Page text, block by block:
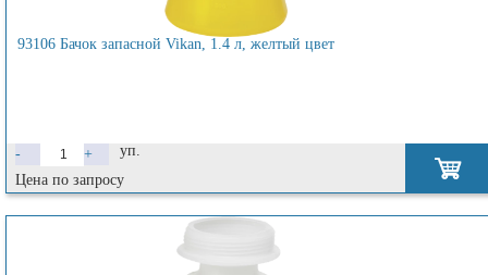
93106 Бачок запасной Vikan, 1.4 л, желтый цвет
- +
уп.
Цена по запросу